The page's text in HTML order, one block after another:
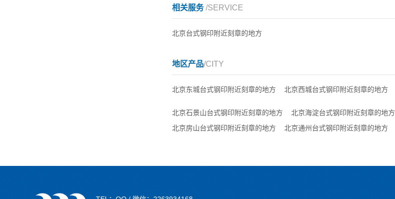
相关服务/SERVICE
北京台式钢印附近刻章的地方
地区产品/CITY
北京东城台式钢印附近刻章的地方 北京西城台式钢印附近刻章的地方
北京石景山台式钢印附近刻章的地方
北京海淀台式钢印附近刻章的地方
北京房山台式钢印附近刻章的地方
北京通州台式钢印附近刻章的地方